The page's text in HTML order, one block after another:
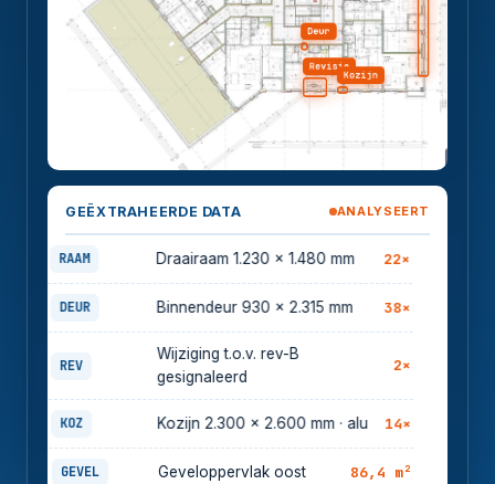
Deur
Revisie
Kozijn
GEËXTRAHEERDE DATA ANALYSEERT
RAAM Draairaam 1.230 × 1.480 mm 22×
DEUR Binnendeur 930 × 2.315 mm 38×
REV
Wijziging t.o.v. rev-B
gesignaleerd
2×
KOZ Kozijn 2.300 × 2.600 mm · alu 14×
GEVEL Geveloppervlak oost 86,4 m²